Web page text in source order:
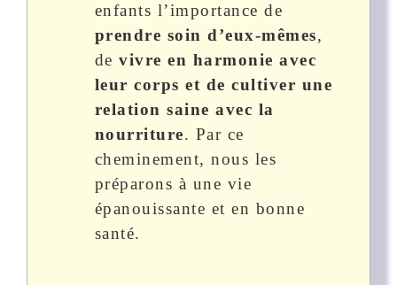
enfants l’importance de
prendre soin d’eux-mêmes,
de vivre en harmonie avec
leur corps et de cultiver une
relation saine avec la
nourriture. Par ce
cheminement, nous les
préparons à une vie
épanouissante et en bonne
santé.